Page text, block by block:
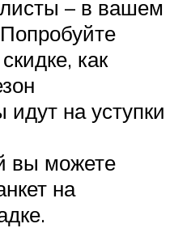
– в вашем
как
на уступки
вы можете
на